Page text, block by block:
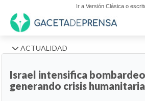
Ir a Versión Clásica o
ACTUALIDAD
Israel intensifica
generando crisis humanitaria